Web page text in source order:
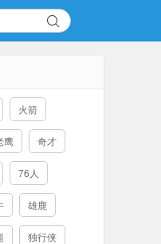
火箭
鹰 奇才
76人
雄鹿
独行侠